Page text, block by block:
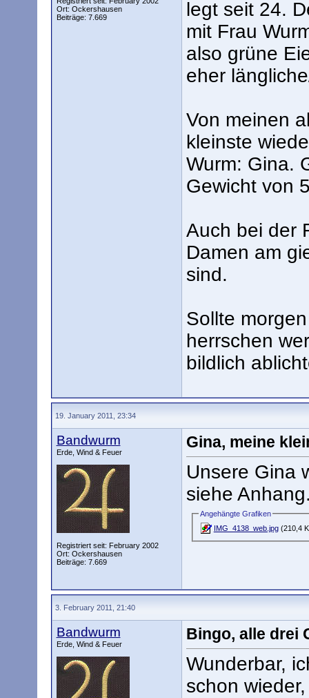
Ort: Ockershausen
Beiträge: 7.669
legt seit 24.
mit Frau
also grüne
eher
Von meinen
kleinste
Wurm: Gina.
Gewicht von
Auch bei der
Damen am
sind.
Sollte
herrschen
bildlich
19. January 2011, 23:34
Bandwurm
Erde, Wind & Feuer
Registriert seit: February 2002
Ort: Ockershausen
Beiträge: 7.669
Gina, meine
Unsere Gina
siehe
Angehängte Grafiken
IMG_4138_web.jpg(210,4
3. February 2011, 21:40
Bandwurm
Erde, Wind & Feuer
Bingo, alle drei
Wunderbar,
schon